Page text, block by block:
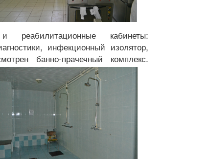
реабилитационные кабинеты:
инфекционный изолятор,
банно-прачечный комплекс.